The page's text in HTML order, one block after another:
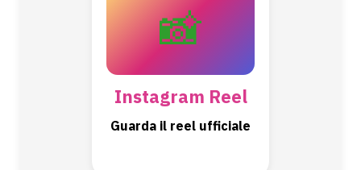
📸
Instagram Reel
Guarda il reel ufficiale